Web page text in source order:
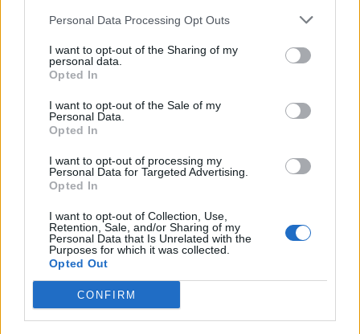
Personal Data Processing Opt Outs
I want to opt-out of the Sharing of my
personal data.
Opted In
I want to opt-out of the Sale of my
Personal Data.
Opted In
I want to opt-out of processing my
Personal Data for Targeted Advertising.
Opted In
I want to opt-out of Collection, Use,
Retention, Sale, and/or Sharing of my
Personal Data that Is Unrelated with the
Purposes for which it was collected.
Opted Out
CONFIRM
Adelina Ismaili rikthehet
bashkëpunimin surprizë
me Gimbo-n
anësore të rrugës
Eric Wendt ambasadori i